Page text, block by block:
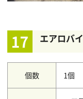
17 エアロバ
個数 1個